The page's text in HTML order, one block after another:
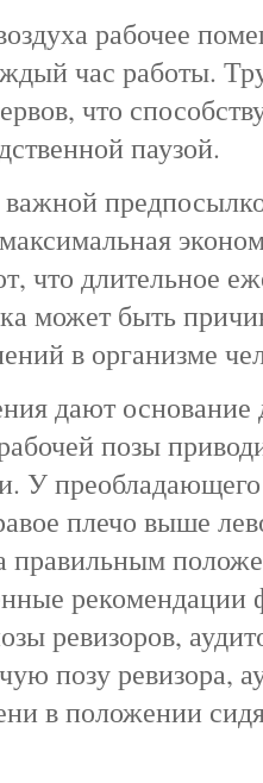
рабочее
час работы.
что
паузой.
важной
что длительное
может быть
в организме
дают основание
позы
У
плечо выше
правильным
рекомендации
ревизоров,
позу ревизора,
в положении